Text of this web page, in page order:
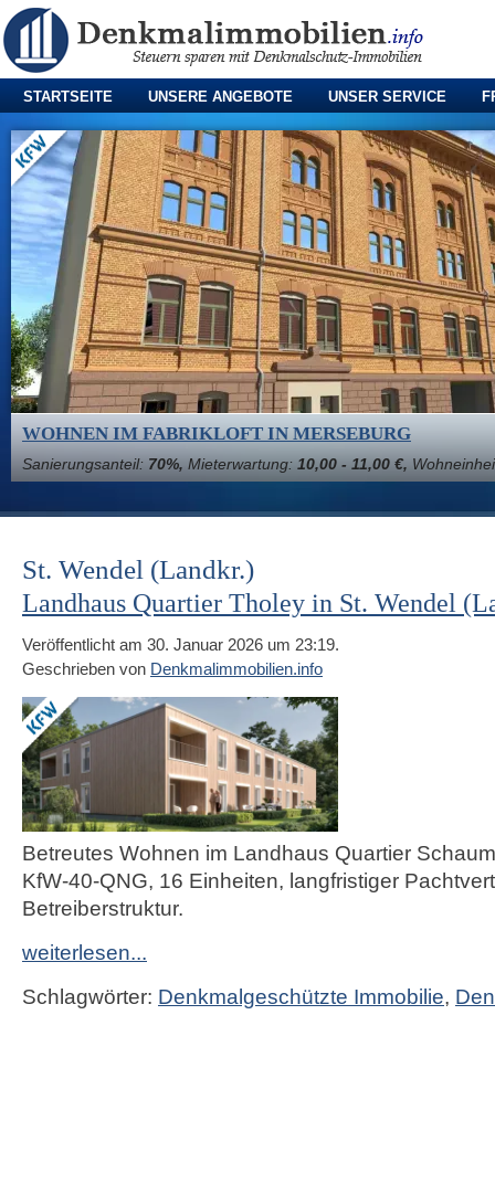
STARTSEITE UNSERE ANGEBOTE UNSER SERVICE
WOHNEN IM FABRIKLOFT IN MERSEBURG
Sanierungsanteil: 70%, Mieterwartung: 10,00 - 11,00 €,
St. Wendel (Landkr.)
Landhaus Quartier Tholey in St. Wendel
Veröffentlicht am 30. Januar 2026 um 23:19.
Geschrieben von Denkmalimmobilien.info
Betreutes Wohnen im Landhaus Quartier
KfW-40-QNG, 16 Einheiten, langfristiger
Betreiberstruktur.
weiterlesen...
Schlagwörter: Denkmalgeschützte Immobilie,